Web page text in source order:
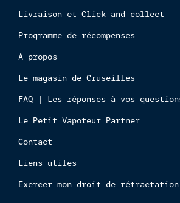
Livraison et Click and collect
Programme de récompenses
A propos
Le magasin de Cruseilles
FAQ | Les réponses à vos
Le Petit Vapoteur Partner
Contact
Liens utiles
Exercer mon droit de rétractation